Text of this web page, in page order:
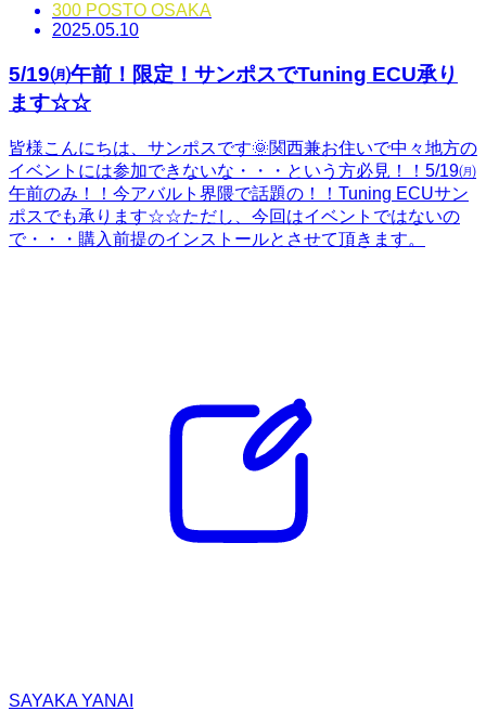
300 POSTO OSAKA
2025.05.10
5/19㈪午前！限定！サンポスでTuning ECU承り
ます☆☆
皆様こんにちは、サンポスです🌞関西兼お住いで中々地方の
イベントには参加できないな・・・という方必見！！5/19㈪
午前のみ！！今アバルト界隈で話題の！！Tuning ECUサン
ポスでも承ります☆☆ただし、今回はイベントではないの
で・・・購入前提のインストールとさせて頂きます。
SAYAKA YANAI